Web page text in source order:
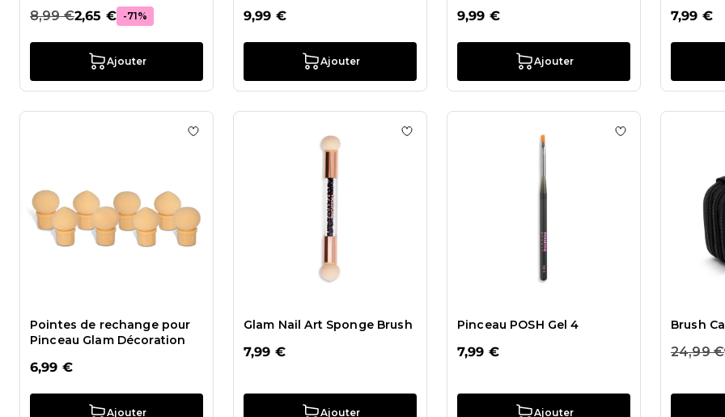
8,99 €2,65 € -71%
Ajouter
9,99 €
Ajouter
9,99 €
Ajouter
7,99 €
Pointes de rechange pour
Pinceau Glam Décoration
6,99 €
Ajouter
Ajouter à la liste de souhaits Pointes de rechange pour Pinceau Glam Décoration
Glam Nail Art Sponge Brush
7,99 €
Ajouter
Ajouter à la liste de souhaits Glam Nail Art Sponge
Pinceau POSH Gel 4
7,99 €
Ajouter
Ajouter à la liste
Brush
24,99 €